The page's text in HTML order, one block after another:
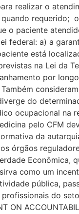
realizar o
requerido;
o paciente
federal: a) a
está
na Lei da
por
do
ocupacional na
pelo CFM
da
órgãos
Econômica,
como um
pública,
do